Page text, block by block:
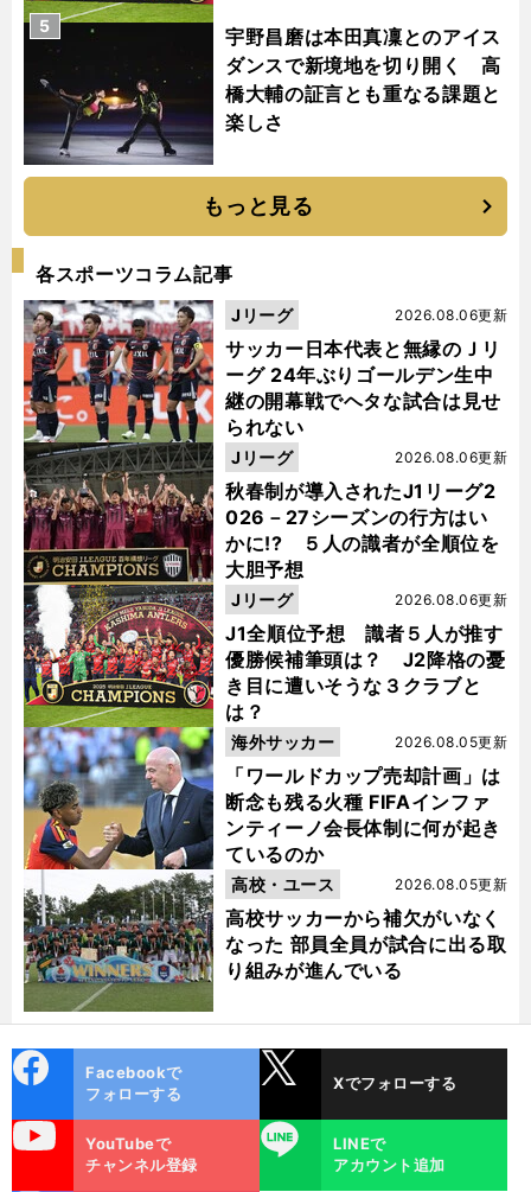
宇野昌磨は本田真凜とのアイス
ダンスで新境地を切り開く 高
橋大輔の証言とも重なる課題と
楽しさ
5
もっと見る
各スポーツコラム記事
サッカー日本代表と無縁のＪリ
ーグ 24年ぶりゴールデン生中
継の開幕戦でヘタな試合は見せ
られない
2026.08.06更新
Jリーグ
秋春制が導入されたJ1リーグ2
026－27シーズンの行方はい
かに!? ５人の識者が全順位を
大胆予想
2026.08.06更新
Jリーグ
J1全順位予想 識者５人が推す
優勝候補筆頭は？ J2降格の憂
き目に遭いそうな３クラブと
は？
2026.08.06更新
Jリーグ
「ワールドカップ売却計画」は
断念も残る火種 FIFAインファ
ンティーノ会長体制に何が起き
ているのか
2026.08.05更新
海外サッカー
高校サッカーから補欠がいなく
なった 部員全員が試合に出る取
り組みが進んでいる
2026.08.05更新
高校・ユース
ok
Facebookで
フォローする
Xでフォローする
YouTubeで
チャンネル登録
LINE
LINEで
アカウント追加